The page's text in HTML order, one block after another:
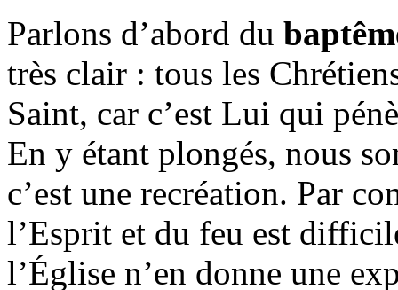
Parlons d’abord du
très clair : tous les
Saint, car c’est Lui qui
En y étant plongés, nous
c’est une recréation. Par
l’Esprit et du feu est
l’Église n’en donne une